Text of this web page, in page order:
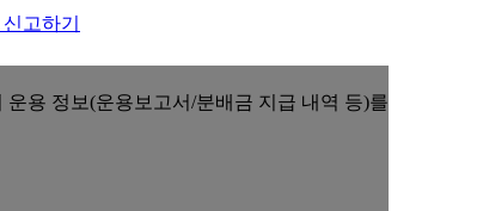
고하기
운용 정보(운용보고서/분배금 지급 내역 등)를